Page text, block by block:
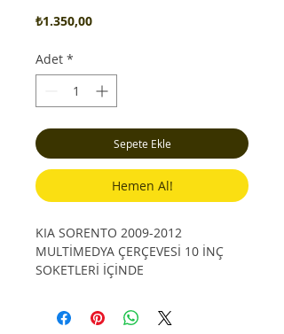
₺1.350,00Fiyat
Adet *
Sepete Ekle
Hemen Al!
KIA SORENTO 2009-2012
MULTİMEDYA ÇERÇEVESİ 10 İNÇ
SOKETLERİ İÇİNDE